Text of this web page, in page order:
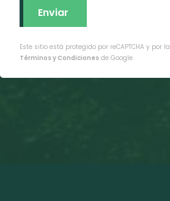
Este sitio está protegido por reCAPTCHA y por la
Términos y Condiciones de Google.